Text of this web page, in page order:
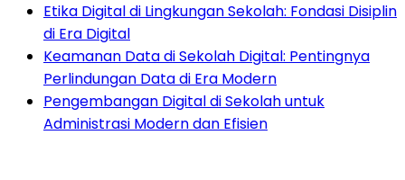
Etika Digital di Lingkungan Sekolah: Fondasi Disiplin
di Era Digital
Keamanan Data di Sekolah Digital: Pentingnya
Perlindungan Data di Era Modern
Pengembangan Digital di Sekolah untuk
Administrasi Modern dan Efisien